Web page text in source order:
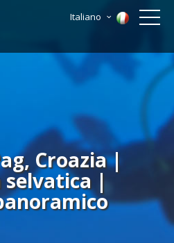
Italiano
Croazia |
|